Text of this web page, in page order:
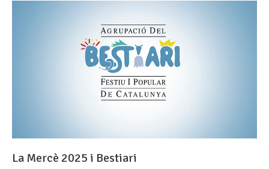
La Mercè 2025 i Bestiari